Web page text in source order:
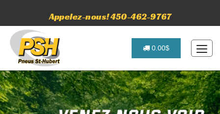
Appelez-nous! 450-462-9767
0.00$